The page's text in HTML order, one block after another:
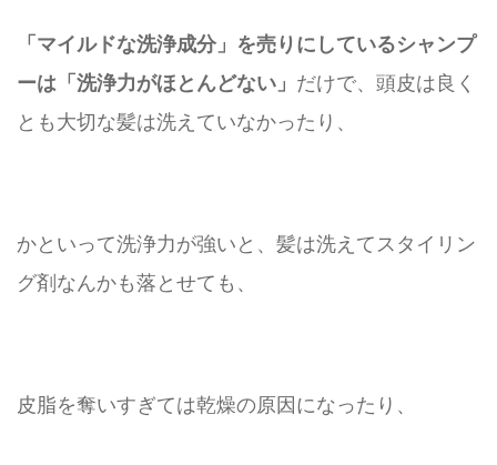
「マイルドな洗浄成分」を売りにしているシャンプ
ーは「洗浄力がほとんどない」 だけで、頭皮は良く
とも大切な髪は洗えていなかったり、
かといって洗浄力が強いと、髪は洗えてスタイリン
グ剤なんかも落とせても、
皮脂を奪いすぎては乾燥の原因になったり、